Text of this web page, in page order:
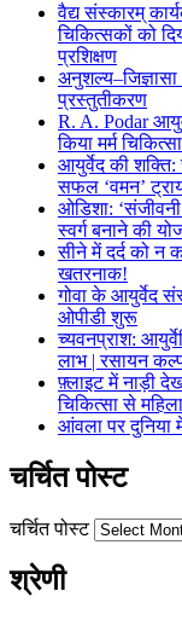
वैद्य संस्कारम्
चिकित्सकों को
प्रशिक्षण
अनुशल्य–जिज्ञासा
प्रस्तुतीकरण
R. A. Podar
किया मर्म
आयुर्वेद की शक्ति:
सफल ‘वमन’
ओडिशा:
स्वर्ग बनाने की
सीने में दर्द को न
खतरनाक!
गोवा के आयुर्वेद
ओपीडी शुरू
च्यवनप्राश:
लाभ | रसायन
फ़्लाइट में नाड़ी
चिकित्सा से
आंवला पर दुनिया
चर्चित पोस्ट
चर्चित पोस्ट
श्रेणी